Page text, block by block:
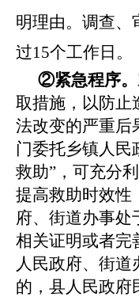
明理由。调查、
过15个工作日。
②紧急程序。
取措施，以防止
法改变的严重后
门委托乡镇人民
救助”，可充分
提高救助时效性
府、街道办事处
相关证明或者完
人民政府、街
的，县人民政府